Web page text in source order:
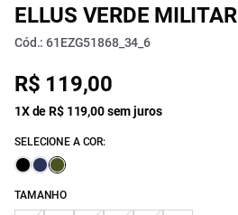
ELLUS VERDE MILITAR
Cód.: 61EZG51868_34_6
R$ 119,00
1X de R$ 119,00 sem juros
SELECIONE A COR:
TAMANHO